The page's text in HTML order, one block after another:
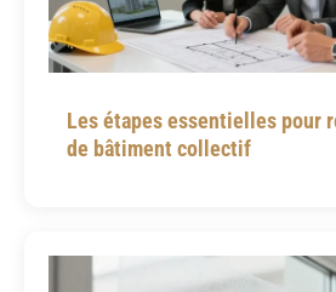
Les étapes essentielles pour
de bâtiment collectif